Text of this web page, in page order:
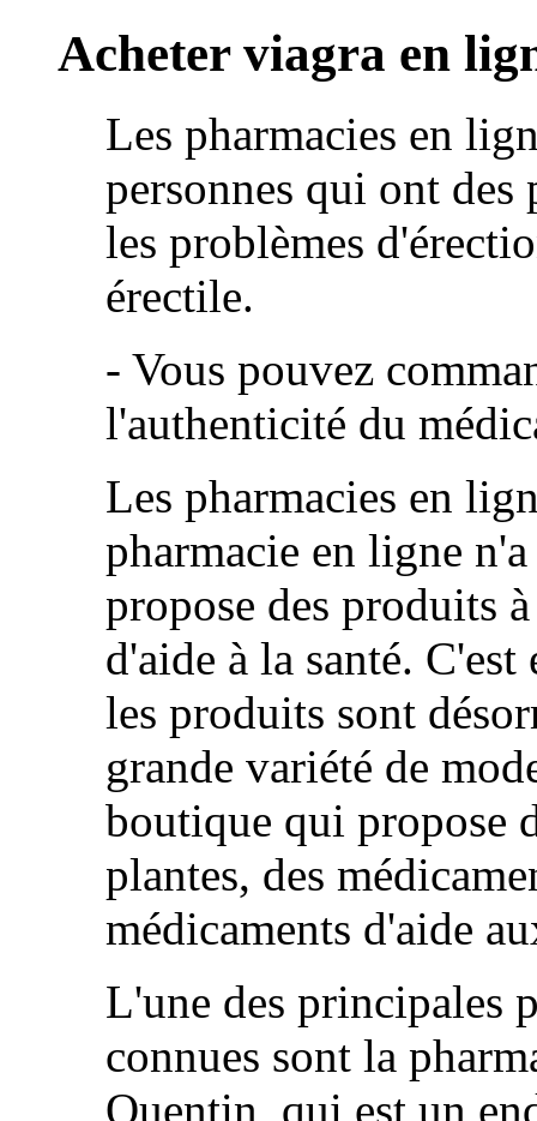
Acheter viagra en
Les pharmacies en
personnes qui ont
les problèmes
érectile.
- Vous pouvez
l'authenticité du
Les pharmacies en
pharmacie en ligne
propose des produits
d'aide à la santé.
les produits sont
grande variété de
boutique qui propose
plantes, des
médicaments d'aide
L'une des principales
connues sont la
Quentin, qui est un